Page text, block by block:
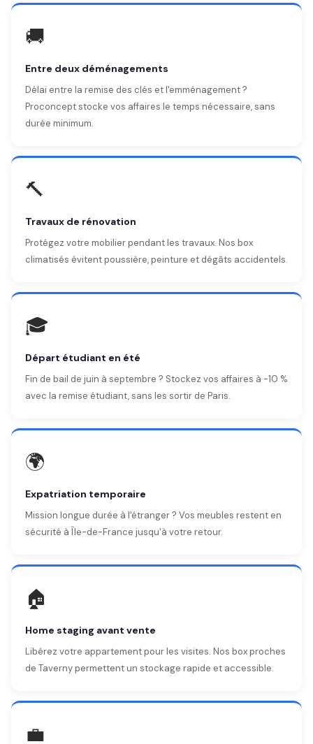
🚚
Entre deux déménagements
Délai entre la remise des clés et l'emménagement ?
Proconcept stocke vos affaires le temps nécessaire, sans
durée minimum.
🔨
Travaux de rénovation
Protégez votre mobilier pendant les travaux. Nos box
climatisés évitent poussière, peinture et dégâts accidentels.
🎓
Départ étudiant en été
Fin de bail de juin à septembre ? Stockez vos affaires à -10 %
avec la remise étudiant, sans les sortir de Paris.
🌍
Expatriation temporaire
Mission longue durée à l'étranger ? Vos meubles restent en
sécurité à Île-de-France jusqu'à votre retour.
🏠
Home staging avant vente
Libérez votre appartement pour les visites. Nos box proches
de Taverny permettent un stockage rapide et accessible.
💼